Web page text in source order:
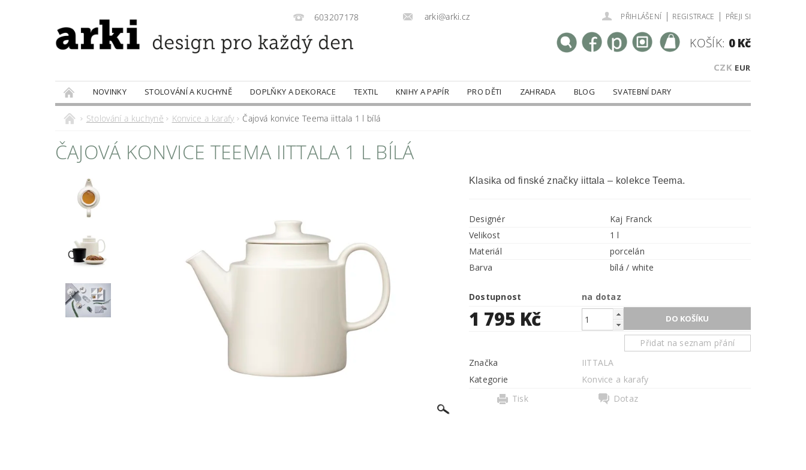
603207178 arki@arki.cz PŘIHLÁŠENÍ | REGISTRACE | PŘEJI SI
CZK EUR
KOŠÍK: 0 Kč
NOVINKY STOLOVÁNÍ A KUCHYNĚ DOPLŇKY A DEKORACE TEXTIL KNIHY A PAPÍR PRO DĚTI ZAHRADA BLOG
SVATEBNÍ DARY
PRODÁVANÉ ZNAČKY
DOBROTY
Stolování a kuchyně Konvice a karafy Čajová konvice Teema iittala 1 l bílá
ČAJOVÁ KONVICE TEEMA IITTALA 1 L BÍLÁ
Klasika od finské značky iittala – kolekce Teema.
Designér
Kaj Franck
Velikost
1 l
Materiál
porcelán
Barva
bílá / white
Dostupnost na dotaz
1 795 Kč
Přidat na seznam přání
Značka
IITTALA
Kategorie
Konvice a karafy
Tisk
Dotaz